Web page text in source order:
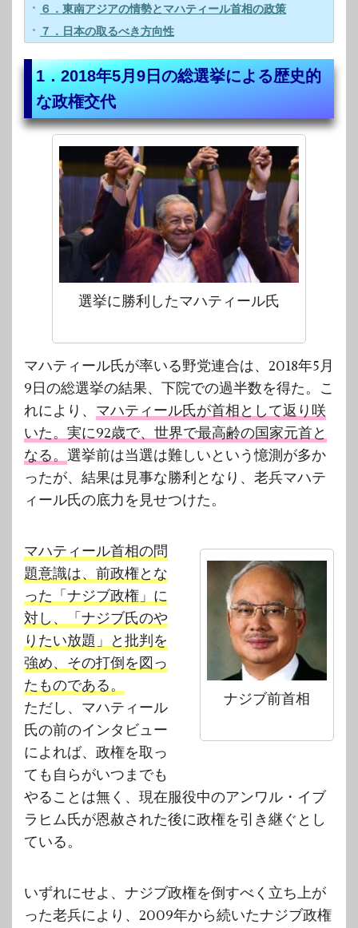
６．東南アジアの情勢とマハティール首相の政策
７．日本の取るべき方向性
1．2018年5月9日の総選挙による歴史的
な政権交代
選挙に勝利したマハティール氏
マハティール氏が率いる野党連合は、2018年5月
9日の総選挙の結果、下院での過半数を得た。こ
れにより、 マハティール氏が首相として返り咲
いた。実に92歳で、世界で最高齢の国家元首と
なる。 選挙前は当選は難しいという憶測が多か
ったが、結果は見事な勝利となり、老兵マハテ
ィール氏の底力を見せつけた。
ナジブ前首相
マハティール首相の問
題意識は、前政権とな
った「ナジブ政権」に
対し、「ナジブ氏のや
りたい放題」と批判を
強め、その打倒を図っ
たものである。
ただし、マハティール
氏の前のインタビュー
によれば、政権を取っ
ても自らがいつまでも
やることは無く、現在服役中のアンワル・イブ
ラヒム氏が恩赦された後に政権を引き継ぐとし
ている。
いずれにせよ、ナジブ政権を倒すべく立ち上が
った老兵により、2009年から続いたナジブ政権